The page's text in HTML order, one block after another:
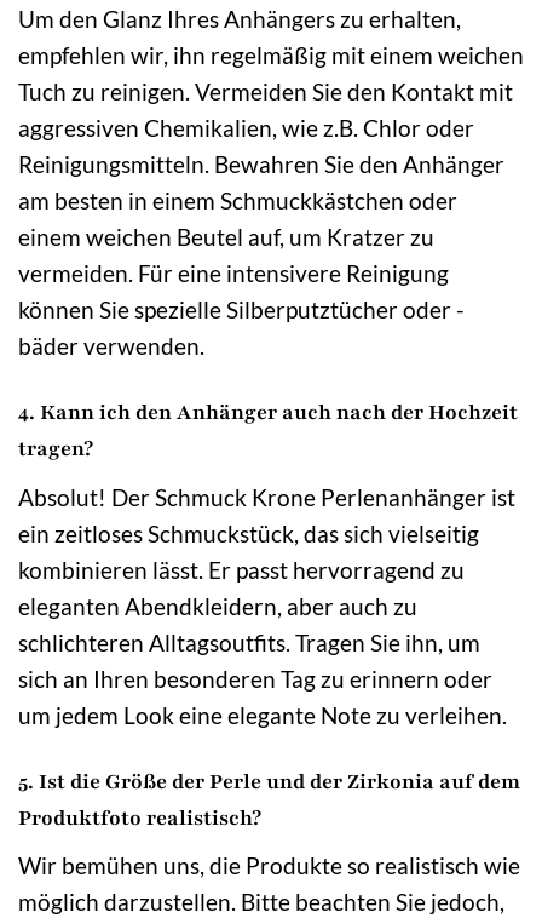
Um den Glanz Ihres Anhängers zu erhalten,
empfehlen wir, ihn regelmäßig mit einem weichen
Tuch zu reinigen. Vermeiden Sie den Kontakt mit
aggressiven Chemikalien, wie z.B. Chlor oder
Reinigungsmitteln. Bewahren Sie den Anhänger
am besten in einem Schmuckkästchen oder
einem weichen Beutel auf, um Kratzer zu
vermeiden. Für eine intensivere Reinigung
können Sie spezielle Silberputztücher oder -
bäder verwenden.
4. Kann ich den Anhänger auch nach der Hochzeit
tragen?
Absolut! Der Schmuck Krone Perlenanhänger ist
ein zeitloses Schmuckstück, das sich vielseitig
kombinieren lässt. Er passt hervorragend zu
eleganten Abendkleidern, aber auch zu
schlichteren Alltagsoutfits. Tragen Sie ihn, um
sich an Ihren besonderen Tag zu erinnern oder
um jedem Look eine elegante Note zu verleihen.
5. Ist die Größe der Perle und der Zirkonia auf dem
Produktfoto realistisch?
Wir bemühen uns, die Produkte so realistisch wie
möglich darzustellen. Bitte beachten Sie jedoch,